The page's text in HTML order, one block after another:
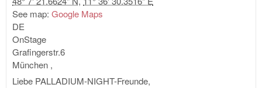
See map: Google Maps
DE
OnStage
Grafingerstr.6
München ,
Liebe PALLADIUM-NIGHT-Freunde,